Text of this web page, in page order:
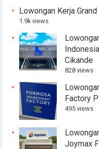
Lowongan Kerja
1.9k views
Cikande
828 views
Factory
495 views
Joymax